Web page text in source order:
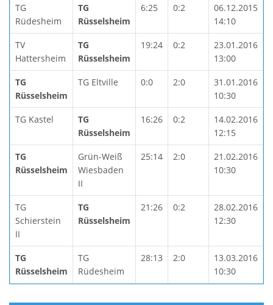
TG
Rüdesheim
TG
Rüsselsheim
6:25 0:2
06.12.2015
14:10
TV
Hattersheim
TG
Rüsselsheim
19:24 0:2
23.01.2016
13:00
TG
Rüsselsheim
TG Eltville 0:0 2:0
31.01.2016
10:30
TG Kastel
TG
Rüsselsheim
16:26 0:2
14.02.2016
12:15
TG
Rüsselsheim
Grün-Weiß
Wiesbaden
II
25:14 2:0
21.02.2016
10:30
TG
Schierstein
II
TG
Rüsselsheim
21:26 0:2
28.02.2016
12:30
TG
Rüsselsheim
TG
Rüdesheim
28:13 2:0
13.03.2016
10:30